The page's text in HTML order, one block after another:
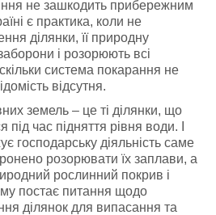
не зашкодить прибережним
є практика, коли не
ділянки, її природну
і розорюють всі
система покарання не
відсутня.
земель – це ті ділянки, що
час підняття рівня води. І
господарську діяльність саме
розорювати їх заплави, а
рослинний покрив і
постає питання щодо
ділянок для випасання та